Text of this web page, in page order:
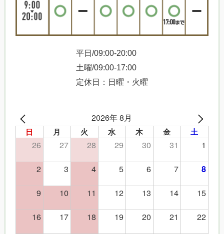
平日/09:00-20:00
土曜/09:00-17:00
定休日：日曜・火曜
2026年 8月
日 月 火 水 木 金 土
26 27 28 29 30 31
1
2
3 4 5 6 7 8
9 10 11 12 13 14
15
16
17 18 19 20 21
22